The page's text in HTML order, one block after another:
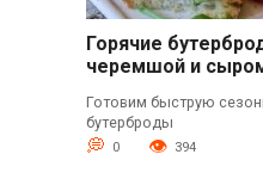
Горячие
черемшой и
Готовим быструю
бутерброды
0 394